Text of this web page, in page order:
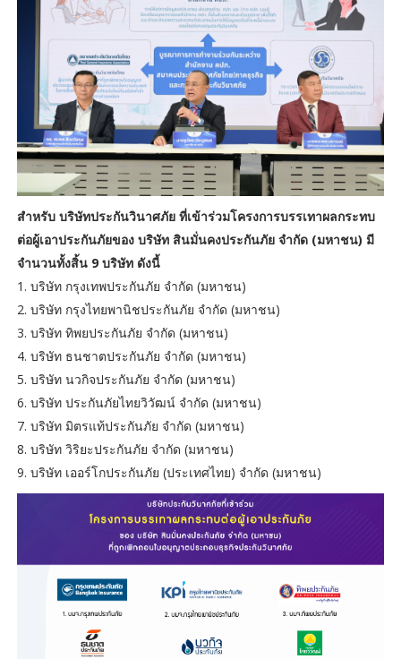
สำหรับ บริษัทประกันวินาศภัย ที่เข้าร่วมโครงการบรรเทาผลกระทบ
ต่อผู้เอาประกันภัยของ บริษัท สินมั่นคงประกันภัย จำกัด (มหาชน) มี
จำนวนทั้งสิ้น 9 บริษัท ดังนี้
1. บริษัท กรุงเทพประกันภัย จำกัด (มหาชน)
2. บริษัท กรุงไทยพานิชประกันภัย จำกัด (มหาชน)
3. บริษัท ทิพยประกันภัย จำกัด (มหาชน)
4. บริษัท ธนชาตประกันภัย จำกัด (มหาชน)
5. บริษัท นวกิจประกันภัย จำกัด (มหาชน)
6. บริษัท ประกันภัยไทยวิวัฒน์ จำกัด (มหาชน)
7. บริษัท มิตรแท้ประกันภัย จำกัด (มหาชน)
8. บริษัท วิริยะประกันภัย จำกัด (มหาชน)
9. บริษัท เออร์โกประกันภัย (ประเทศไทย) จำกัด (มหาชน)